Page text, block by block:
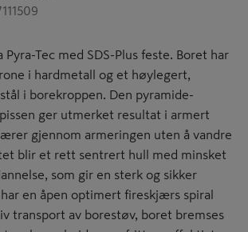
Pyra-Tec med SDS-Plus feste. Boret har
i hardmetall og et høylegert,
i borekroppen. Den pyramide-
ger utmerket resultat i armert
gjennom armeringen uten å vandre
blir et rett sentrert hull med minsket
som gir en sterk og sikker
en åpen optimert fireskjærs spiral
transport av borestøv, boret bremses